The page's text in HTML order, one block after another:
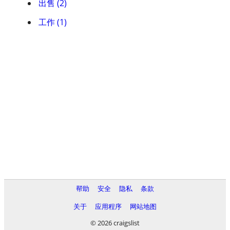
出售 (2)
工作 (1)
帮助 安全 隐私
条款
关于
应用程序
网站地图
© 2026 craigslist